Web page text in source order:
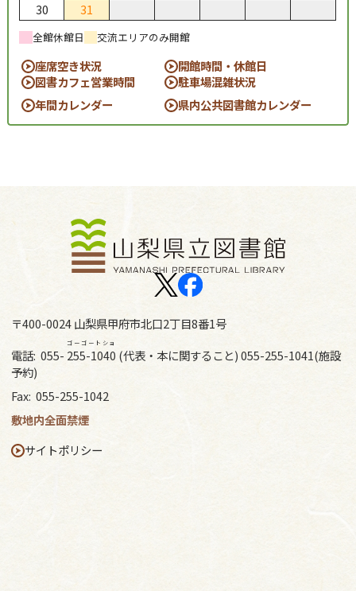
30
31
全館休館日 交流エリアのみ開館
座席空き状況
開館時間・休館日
図書カフェ営業時間
駐車場混雑状況
年間カレンダー
県内公共図書館カレンダー
〒400-0024 山梨県甲府市北口2丁目8番1号
電話: 055- 255-1040
ゴーゴートショ
(代表・本に関すること) 055-255-1041(施設
予約)
Fax: 055-255-1042
敷地内全面禁煙
サイトポリシー